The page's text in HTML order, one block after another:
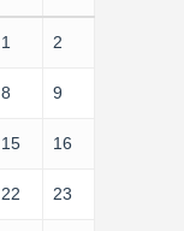
1 2
8 9
15 16
22 23